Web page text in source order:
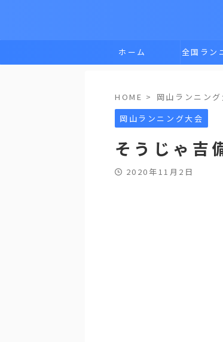
ホーム 全国ラン
HOME > 岡山ランニン
岡山ランニング大会
そうじゃ吉
2020年11月2日